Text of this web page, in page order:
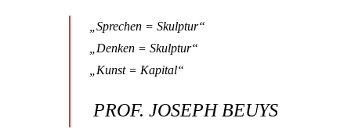
„Sprechen = Skulptur“
„Denken = Skulptur“
„Kunst = Kapital“
PROF. JOSEPH BEUYS